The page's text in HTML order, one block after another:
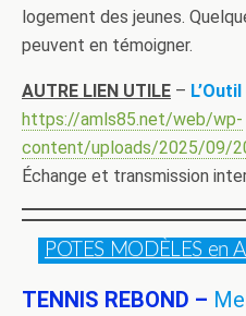
logement des jeunes.
peuvent en témoigner.
AUTRE LIEN UTILE –
https://amls85.net/web/wp-
content/uploads/2025/09/
Échange et transmission
POTES MODÈLES en
TENNIS REBOND –